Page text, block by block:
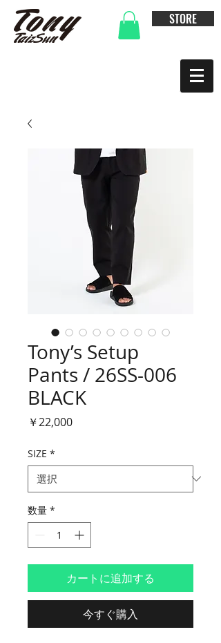
STORE
Tony’s Setup
Pants / 26SS-006
BLACK
￥22,000価
SIZE *
数量 *
カートに追加する
今すぐ購入